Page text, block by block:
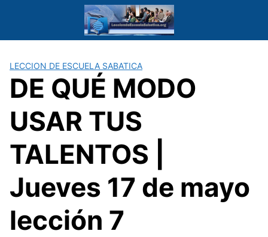
LECCION DE ESCUELA SABATICA
DE QUÉ MODO
USAR TUS
TALENTOS |
Jueves 17 de mayo
lección 7